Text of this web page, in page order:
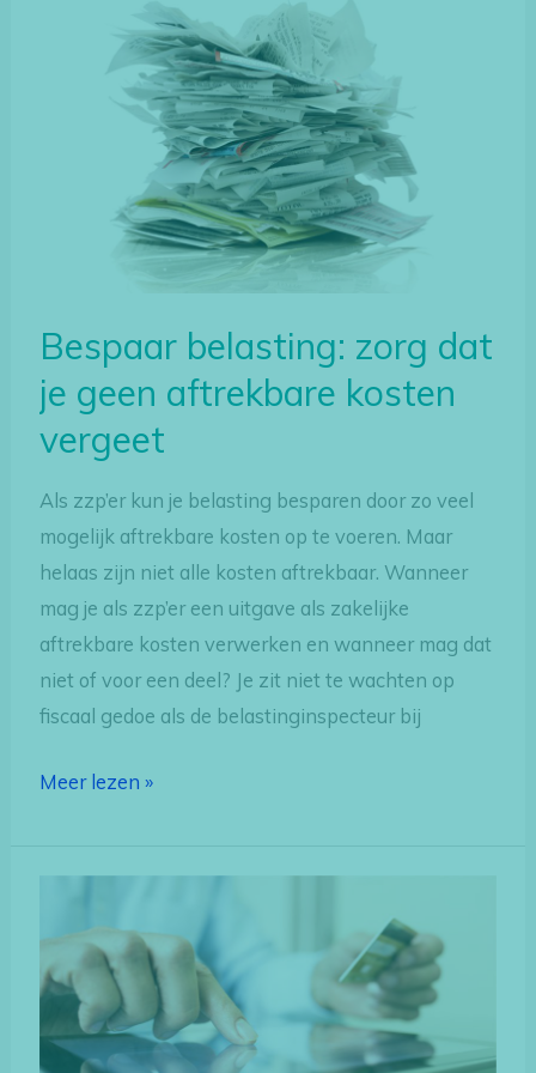
Bespaar belasting: zorg dat
je geen aftrekbare kosten
vergeet
Als zzp’er kun je belasting besparen door zo veel
mogelijk aftrekbare kosten op te voeren. Maar
helaas zijn niet alle kosten aftrekbaar. Wanneer
mag je als zzp’er een uitgave als zakelijke
aftrekbare kosten verwerken en wanneer mag dat
niet of voor een deel? Je zit niet te wachten op
fiscaal gedoe als de belastinginspecteur bij
aftrekbare
Meer lezen »
van
een
zakelijke